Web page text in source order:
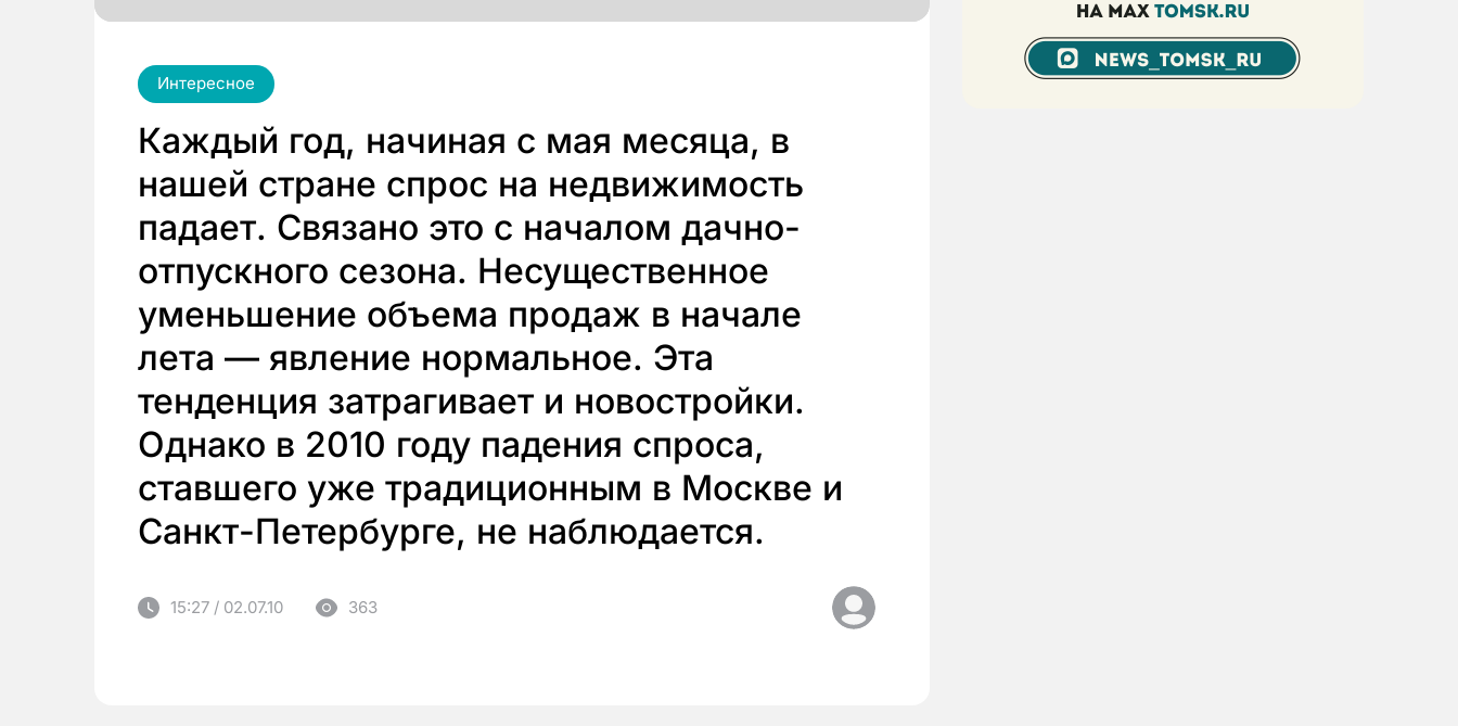
Интересное
Каждый год, начиная с мая месяца, в
нашей стране спрос на недвижимость
падает. Связано это с началом дачно-
отпускного сезона. Несущественное
уменьшение объема продаж в начале
лета — явление нормальное. Эта
тенденция затрагивает и новостройки.
Однако в 2010 году падения спроса,
ставшего уже традиционным в Москве и
Санкт-Петербурге, не наблюдается.
15:27 / 02.07.10 363